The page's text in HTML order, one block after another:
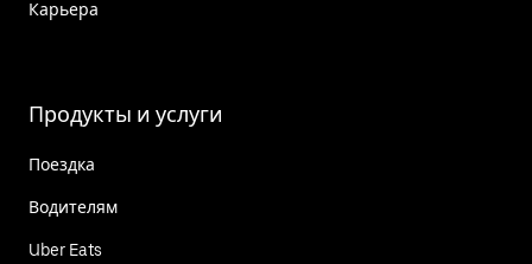
Карьера
Продукты и услуги
Поездка
Водителям
Uber Eats